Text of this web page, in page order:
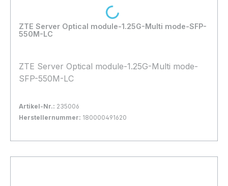
ZTE Server Optical module-1.25G-Multi mode-SFP-
550M-LC
ZTE Server Optical module-1.25G-Multi mode-
SFP-550M-LC
Artikel-Nr.: 235006
Herstellernummer: 180000491620
In den Warenkorb
Loading...